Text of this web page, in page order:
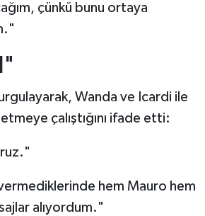
çünkü bunu ortaya
Wanda ve Icardi ile
çalıştığını ifade etti:
hem Mauro hem
alıyordum."